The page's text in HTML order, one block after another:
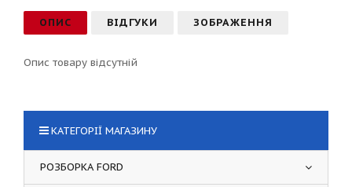
ОПИС ВІДГУКИ ЗОБРАЖЕННЯ
Опис товару відсутній
КАТЕГОРІЇ МАГАЗИНУ
РОЗБОРКА FORD